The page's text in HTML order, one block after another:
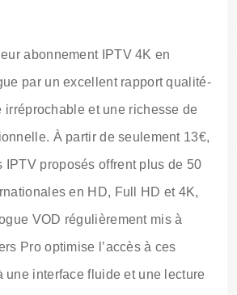
abonnement IPTV 4K en
par un excellent rapport qualité-
irréprochable et une richesse de
À partir de seulement 13€,
IPTV proposés offrent plus de 50
en HD, Full HD et 4K,
VOD régulièrement mis à
Pro optimise l’accès à ces
une interface fluide et une lecture